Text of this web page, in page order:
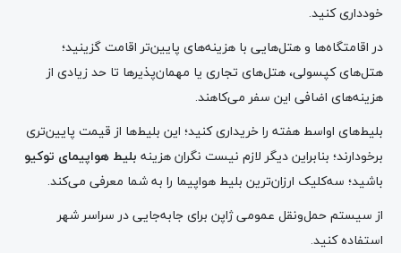
خودداری کنید.
در اقامتگاه‌ها و هتل‌هایی با هزینه‌های پایین‌تر اقامت گزینید؛
هتل‌های کپسولی، هتل‌های تجاری یا مهمان‌پذیرها تا حد زیادی از
هزینه‌های اضافی این سفر می‌کاهند.
بلیط‌های اواسط هفته را خریداری کنید؛ این بلیط‌ها از قیمت پایین‌تری
برخودارند؛ بنابراین دیگر لازم نیست نگران هزینه بلیط هواپیمای توکیو
باشید؛ سه‌کلیک ارزان‌ترین بلیط هواپیما را به شما معرفی می‌کند.
از سیستم حمل‌و‌نقل عمومی ژاپن برای جابه‌جایی در سراسر شهر
استفاده کنید.